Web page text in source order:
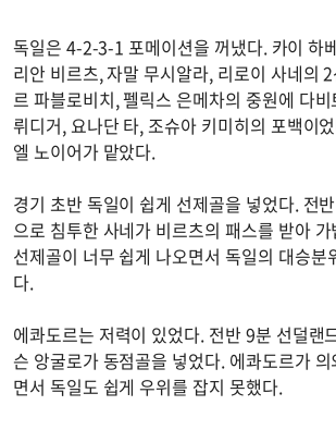
독일은 4-2-3-1 포메이션을 꺼냈다. 카이 하
리안 비르츠, 자말 무시알라, 리로이 사네의
르 파블로비치, 펠릭스 은메차의 중원에 다
뤼디거, 요나단 타, 조슈아 키미히의 포백이
엘 노이어가 맡았다.
경기 초반 독일이 쉽게 선제골을 넣었다. 전
으로 침투한 사네가 비르츠의 패스를 받아
선제골이 너무 쉽게 나오면서 독일의 대승분
다.
에콰도르는 저력이 있었다. 전반 9분 선덜랜
슨 앙굴로가 동점골을 넣었다. 에콰도르가
면서 독일도 쉽게 우위를 잡지 못했다.